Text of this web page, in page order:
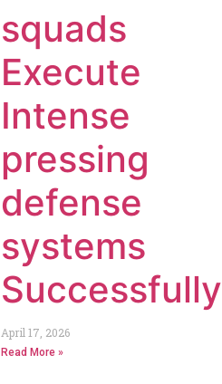
squads
Execute
Intense
pressing
defense
systems
Successfully
April 17, 2026
Read More »